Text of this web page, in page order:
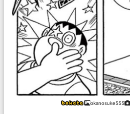
okanosuke555